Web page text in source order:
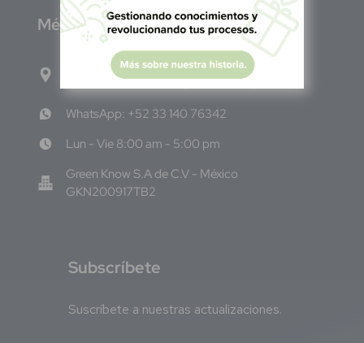
México
Calle Pitágoras 234, Col. Narvarte Poniente,
Alcaldía Benito Juárez, C.P. 03020, CDMX
WhatsApp: +52 33 140 76342
Lun - Vie 8:00 am - 5:00 pm
Green Know S.A de C.V - México
GKN200917TB2
Subscríbete
Suscríbete a nuestras actualizaciones.